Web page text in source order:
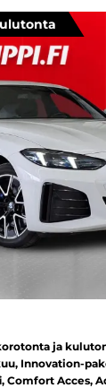
ja
Innovation-
Comfort Acces,